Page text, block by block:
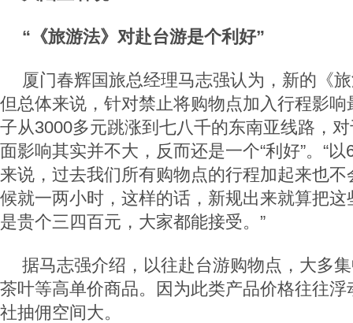
“《旅游法》对赴台游是个利好”
厦门春辉国旅总经理马志强认为，新的《
但总体来说，针对禁止将购物点加入行程影
子从3000多元跳涨到七八千的东南亚线路，
面影响其实并不大，反而还是一个“利好”。“
来说，过去我们所有购物点的行程加起来也
候就一两小时，这样的话，新规出来就算把
是贵个三四百元，大家都能接受。”
据马志强介绍，以往赴台游购物点，大多
茶叶等高单价商品。因为此类产品价格往往
社抽佣空间大。